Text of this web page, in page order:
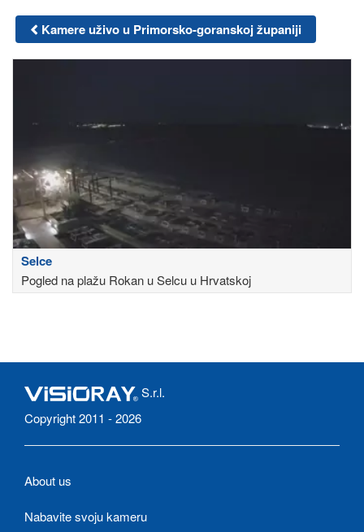
Kamere uživo u Primorsko-goranskoj županiji
Selce
Pogled na plažu Rokan u Selcu u Hrvatskoj
S.r.l.
Copyright 2011 - 2026
About us
Nabavite svoju kameru